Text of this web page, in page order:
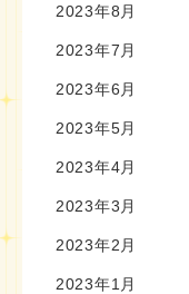
2023年8月
2023年7月
2023年6月
2023年5月
2023年4月
2023年3月
2023年2月
2023年1月